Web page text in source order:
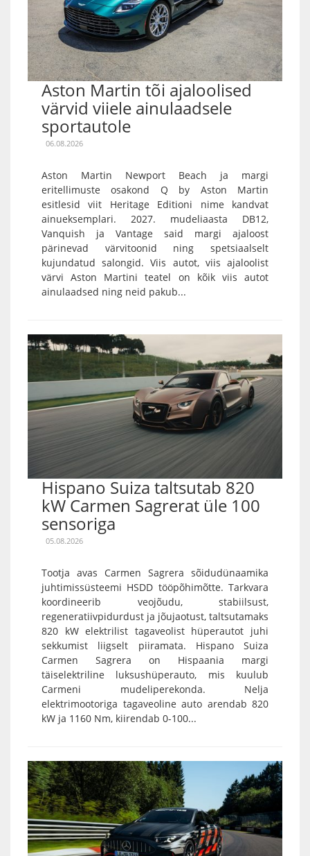
Aston Martin tõi ajaloolised
värvid viiele ainulaadsele
sportautole
06.08.2026
Aston Martin Newport Beach ja margi
eritellimuste osakond Q by Aston Martin
esitlesid viit Heritage Editioni nime kandvat
ainueksemplari. 2027. mudeliaasta DB12,
Vanquish ja Vantage said margi ajaloost
pärinevad värvitoonid ning spetsiaalselt
kujundatud salongid. Viis autot, viis ajaloolist
värvi Aston Martini teatel on kõik viis autot
ainulaadsed ning neid pakub...
Hispano Suiza taltsutab 820
kW Carmen Sagrerat üle 100
sensoriga
05.08.2026
Tootja avas Carmen Sagrera sõidudünaamika
juhtimissüsteemi HSDD tööpõhimõtte. Tarkvara
koordineerib veojõudu, stabiilsust,
regeneratiivpidurdust ja jõujaotust, taltsutamaks
820 kW elektrilist tagaveolist hüperautot juhi
sekkumist liigselt piiramata. Hispano Suiza
Carmen Sagrera on Hispaania margi
täiselektriline luksushüperauto, mis kuulub
Carmeni mudeliperekonda. Nelja
elektrimootoriga tagaveoline auto arendab 820
kW ja 1160 Nm, kiirendab 0-100...